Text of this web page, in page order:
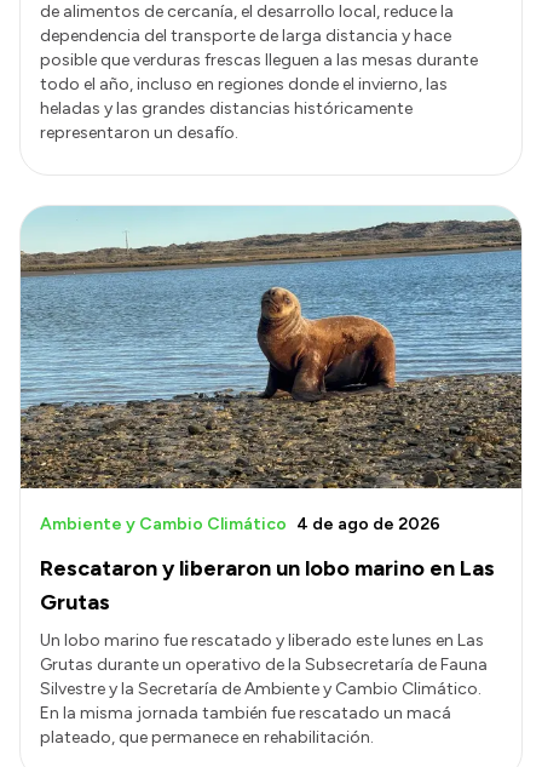
de alimentos de cercanía, el desarrollo local, reduce la
dependencia del transporte de larga distancia y hace
posible que verduras frescas lleguen a las mesas durante
todo el año, incluso en regiones donde el invierno, las
heladas y las grandes distancias históricamente
representaron un desafío.
Rescataron y liberaron un lobo marino en Las
Grutas
Ambiente y Cambio Climático 4 de ago de 2026
Un lobo marino fue rescatado y liberado este lunes en Las
Grutas durante un operativo de la Subsecretaría de Fauna
Silvestre y la Secretaría de Ambiente y Cambio Climático.
En la misma jornada también fue rescatado un macá
plateado, que permanece en rehabilitación.